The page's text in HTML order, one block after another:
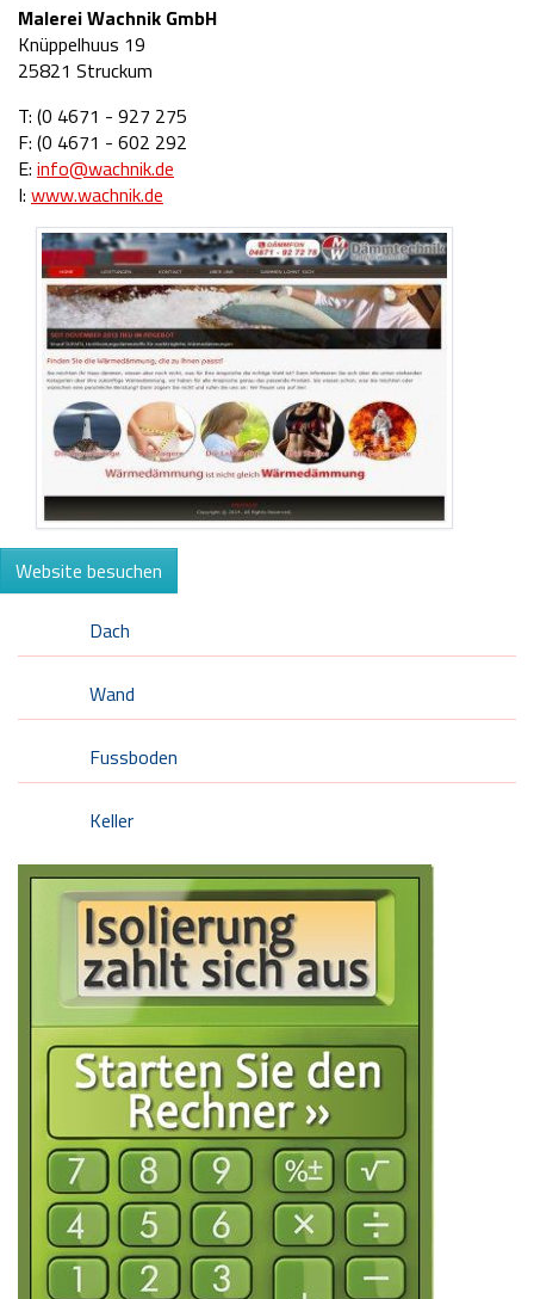
Malerei Wachnik GmbH
Knüppelhuus 19
25821 Struckum
T: (0 4671 - 927 275
F: (0 4671 - 602 292
E: info@wachnik.de
I: www.wachnik.de
Website besuchen
Dach
Wand
Fussboden
Keller